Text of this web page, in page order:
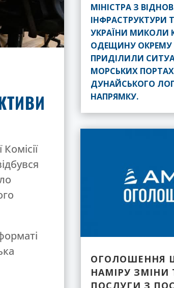
МІНІСТРА З
ІНФРАСТРУКТУРИ
УКРАЇНИ МИКОЛИ
ОДЕЩИНУ ОКРЕМУ
ПРИДІЛИЛИ
МОРСЬКИХ ПОРТАХ
ДУНАЙСЬКОГО
НАПРЯМКУ.
ОГОЛОШЕННЯ
НАМІРУ ЗМІНИ
ПОСЛУГИ З